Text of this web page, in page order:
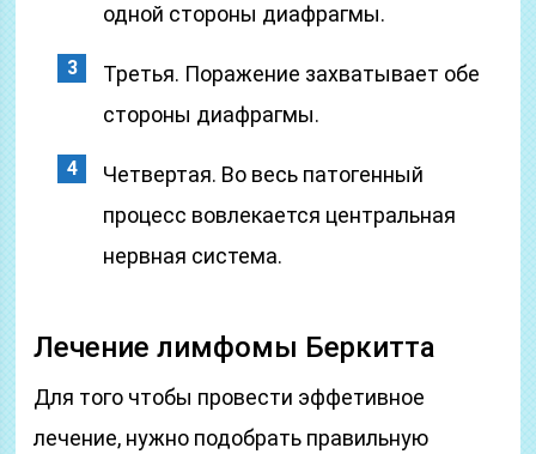
одной стороны диафрагмы.
Третья. Поражение захватывает обе
стороны диафрагмы.
Четвертая. Во весь патогенный
процесс вовлекается центральная
нервная система.
Лечение лимфомы Беркитта
Для того чтобы провести эффетивное
лечение, нужно подобрать правильную